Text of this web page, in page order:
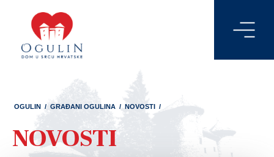
OGULIN / GRAĐANI OGULINA / NOVOSTI /
NOVOSTI